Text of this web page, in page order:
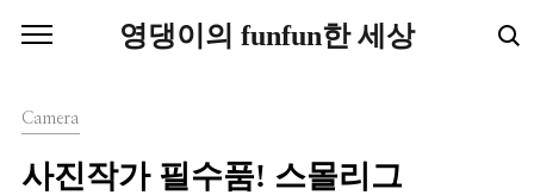
영댕이의 funfun한 세상
Camera
사진작가 필수품! 스몰리그